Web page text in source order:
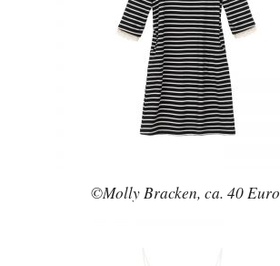
©Molly Bracken, ca. 40 Euro